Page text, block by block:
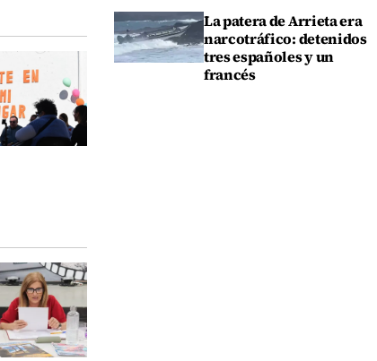
La patera de Arrieta era
narcotráfico: detenidos
tres españoles y un
francés